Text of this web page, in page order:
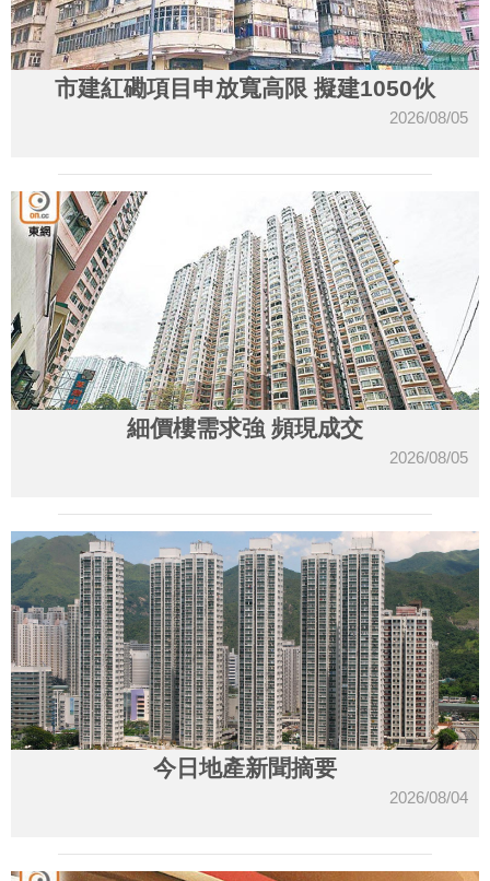
市建紅磡項目申放寬高限 擬建1050伙
2026/08/05
細價樓需求強 頻現成交
2026/08/05
今日地產新聞摘要
2026/08/04